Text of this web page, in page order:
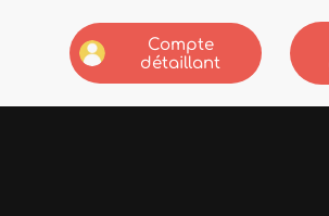
Compte
détaillant